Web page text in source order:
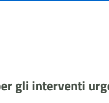
gli interventi